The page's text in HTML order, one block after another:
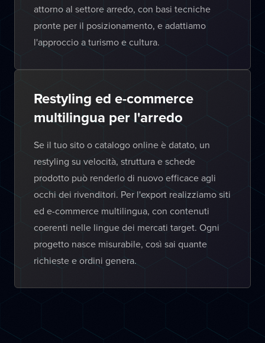
attorno al settore arredo, con basi tecniche
pronte per il posizionamento, e adattiamo
l'approccio a turismo e cultura.
Restyling ed e-commerce
multilingua per l'arredo
Se il tuo sito o catalogo online è datato, un
restyling su velocità, struttura e schede
prodotto può renderlo di nuovo efficace agli
occhi dei rivenditori. Per l'export realizziamo siti
ed e-commerce multilingua, con contenuti
coerenti nelle lingue dei mercati target. Ogni
progetto nasce misurabile, così sai quante
richieste e ordini genera.